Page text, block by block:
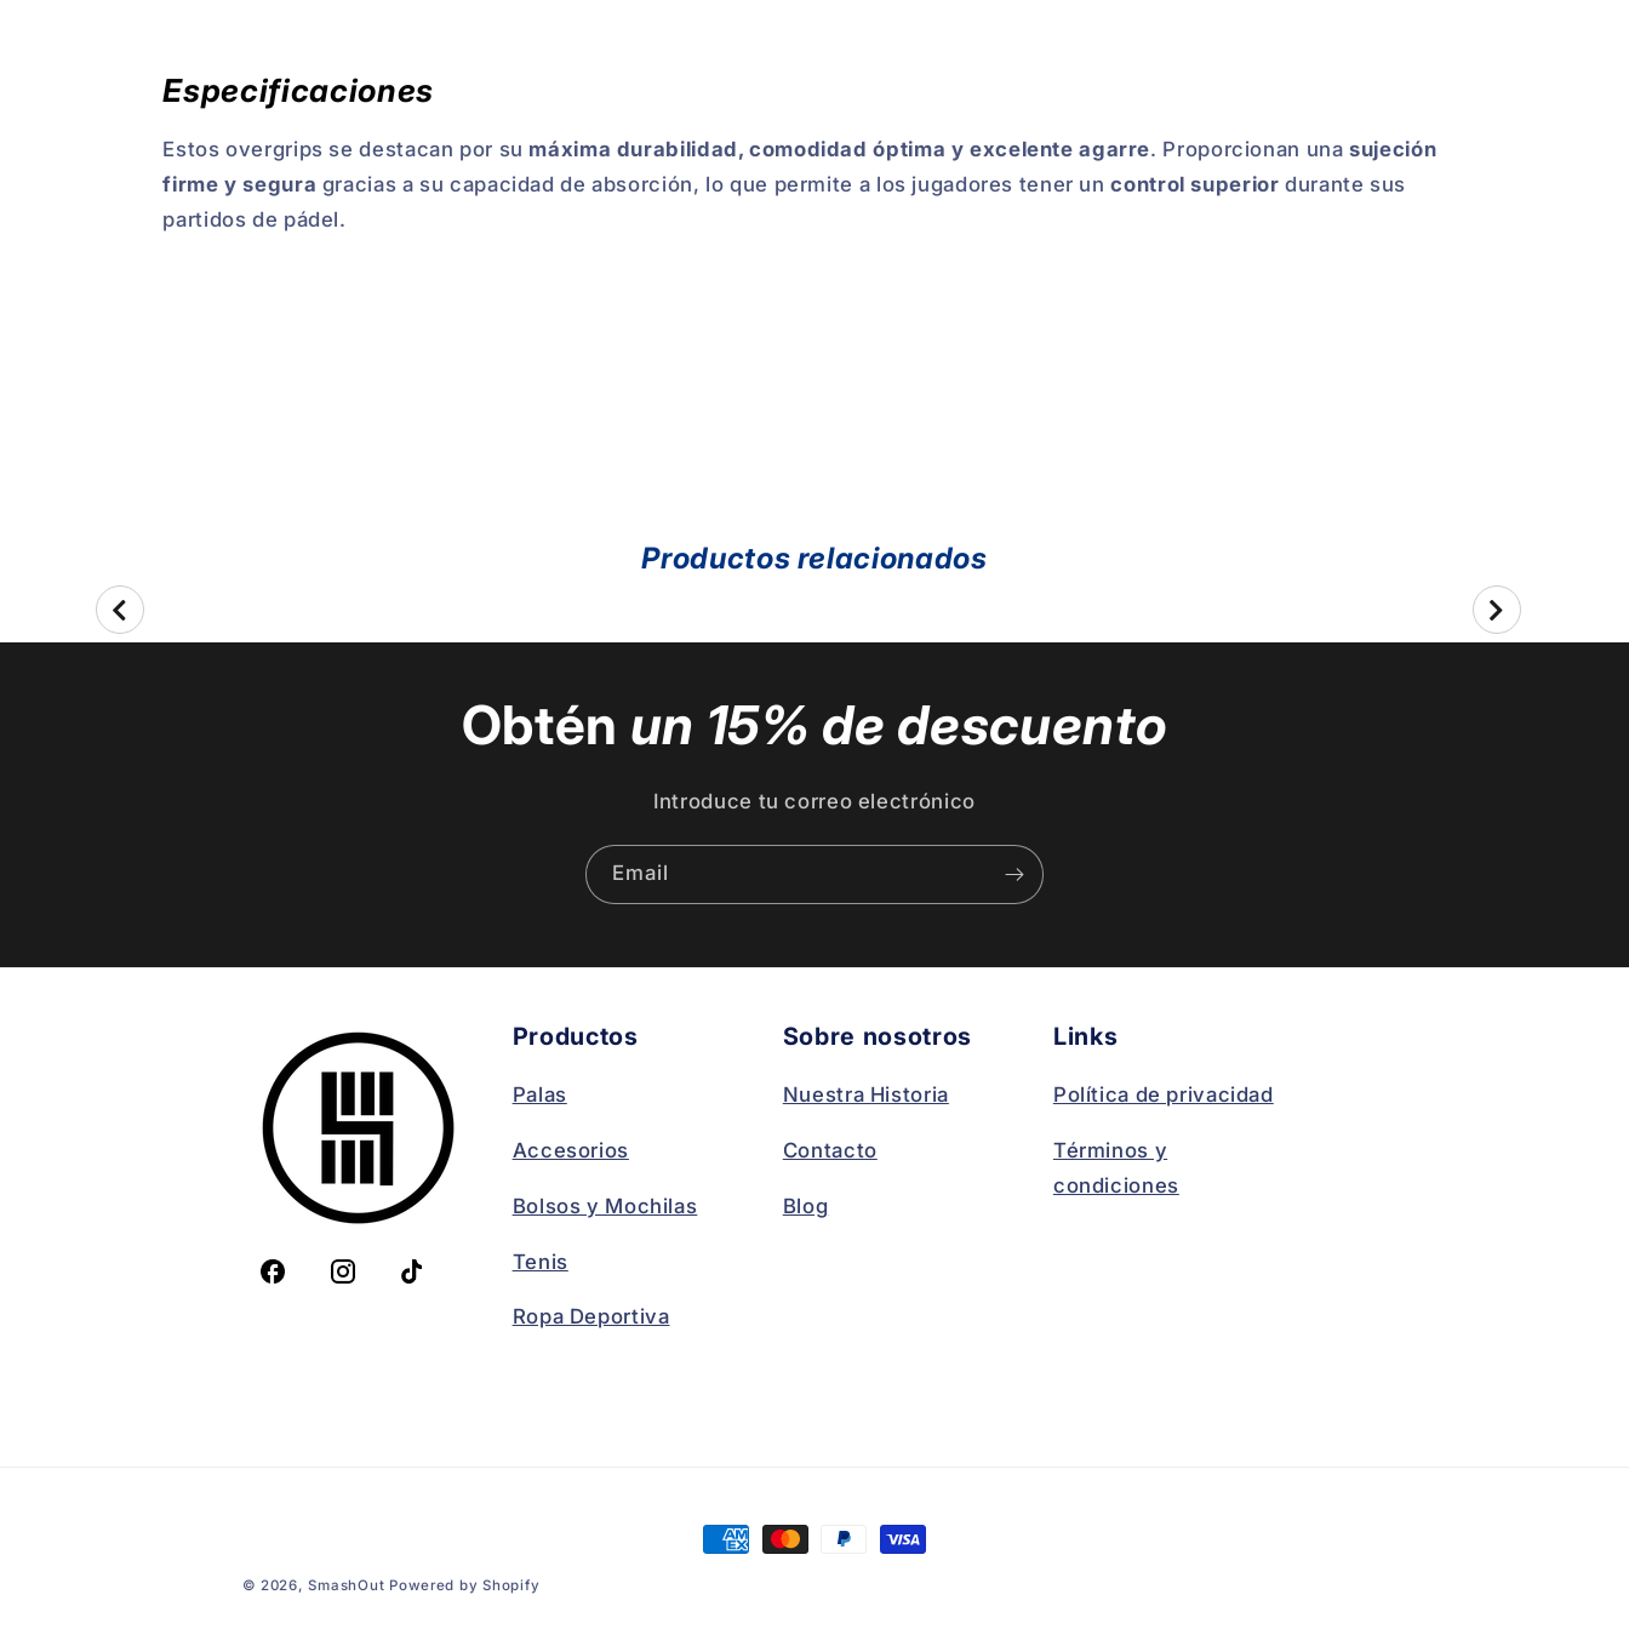
Especificaciones
Estos overgrips se destacan por su máxima durabilidad, comodidad óptima y excelente agarre. Proporcionan una sujeción
firme y segura gracias a su capacidad de absorción, lo que permite a los jugadores tener un control superior durante sus
partidos de pádel.
Productos relacionados
Obtén un 15% de descuento
Introduce tu correo electrónico
Email
Productos
Palas
Accesorios
Bolsos y Mochilas
Tenis
Ropa Deportiva
Sobre nosotros
Nuestra Historia
Contacto
Blog
Links
Política de privacidad
Términos y
condiciones
Payment
© 2026,SmashOut Powered by Shopify